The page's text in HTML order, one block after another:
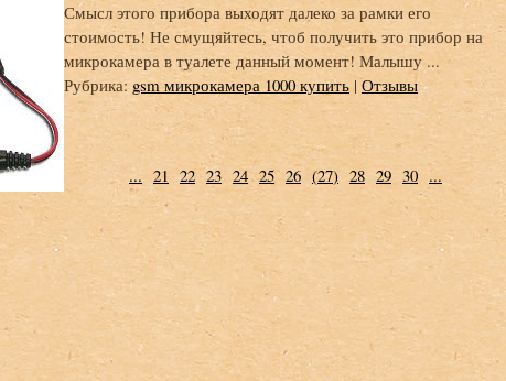
Смысл этого прибора выходят далеко за рамки его
стоимость! Не смущяйтесь, чтоб получить это прибор на
микрокамера в туалете данный момент! Малышу ...
Рубрика: gsm микрокамера 1000 купить |Отзывы
... 21 22 23 24 25 26 (27) 28 29 30 ...